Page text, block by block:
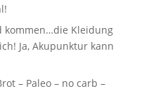
kommen…die Kleidung
Ja, Akupunktur kann
– Paleo – no carb –